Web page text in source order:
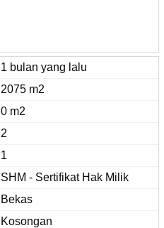
1 bulan yang lalu
2075 m2
0 m2
2
1
SHM - Sertifikat Hak Milik
Bekas
Kosongan